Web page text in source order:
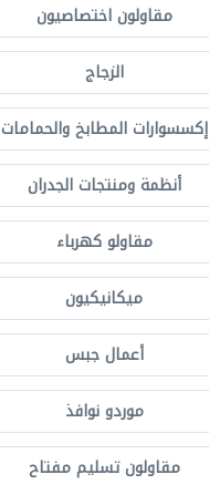
مقاولون اختصاصيون
الزجاج
إكسسوارات المطابخ والحمامات
أنظمة ومنتجات الجدران
مقاولو كهرباء
ميكانيكيون
أعمال جبس
موردو نوافذ
مقاولون تسليم مفتاح